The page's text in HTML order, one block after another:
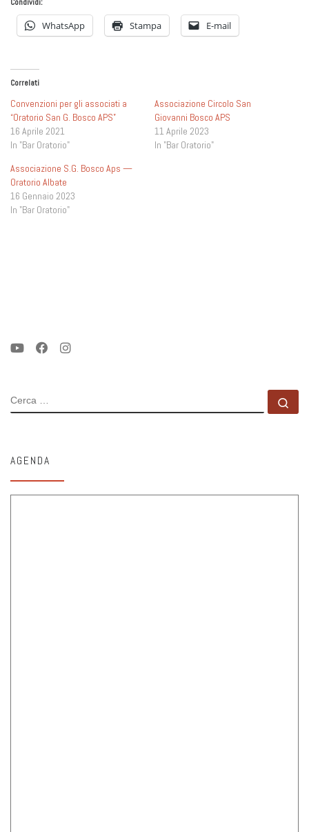
Condividi:
WhatsApp Stampa E-mail
Correlati
Convenzioni per gli associati a
“Oratorio San G. Bosco APS”
16 Aprile 2021
In "Bar Oratorio"
Associazione Circolo San
Giovanni Bosco APS
11 Aprile 2023
In "Bar Oratorio"
Associazione S.G. Bosco Aps —
Oratorio Albate
16 Gennaio 2023
In "Bar Oratorio"
CERCA
AGENDA